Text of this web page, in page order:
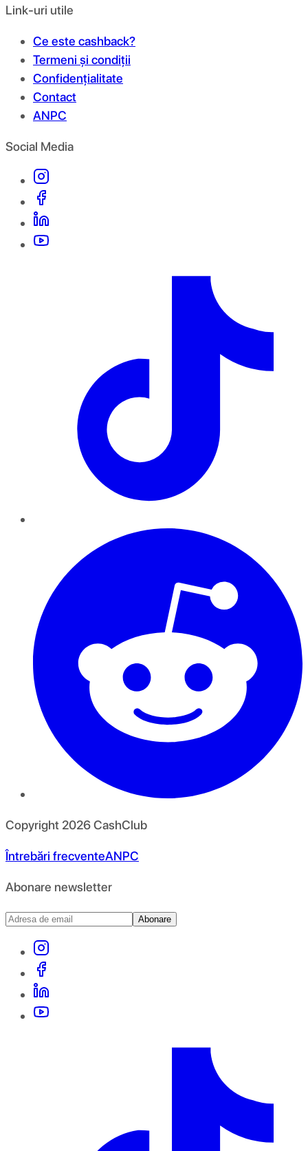
Link-uri utile
Ce este cashback?
Termeni și condiții
Confidențialitate
Contact
ANPC
Social Media
Copyright 2026CashClub
Întrebări frecventeANPC
Abonare newsletter
Abonare